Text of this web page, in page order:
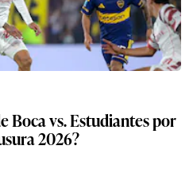
Boca vs. Estudiantes por
2026?